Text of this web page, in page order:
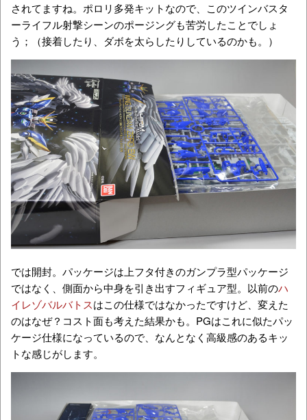
されてますね。ポロリ多発キットなので、このツインバスタ
ーライフル射撃シーンのポージングも苦労したことでしょ
う；（接着したり、ダボを太らしたりしているのかも。）
では開封。パッケージは上フタ付きのガンプラ型パッケージ
ではなく、側面から中身を引き出すフィギュア型。以前のハ
イレゾバルバトスはこの仕様ではなかったですけど、変えた
のはなぜ？コスト面も考えた結果かも。PGはこれに似たパッ
ケージ仕様になっているので、なんとなく高級感のあるキッ
トな感じがします。